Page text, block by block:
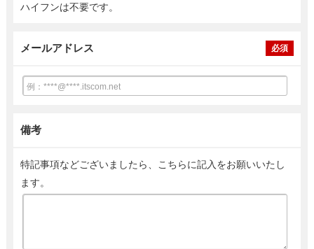
ハイフンは不要です。
メールアドレス 必須
備考
特記事項などございましたら、こちらに記入をお願いいたし
ます。